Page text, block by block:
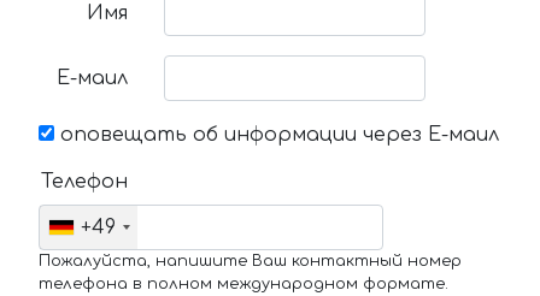
Имя
Е-маил
оповещать об информации через Е-маил
Телефон
+49
Пожалуйста, напишите Ваш контактный номер
телефона в полном международном формате.